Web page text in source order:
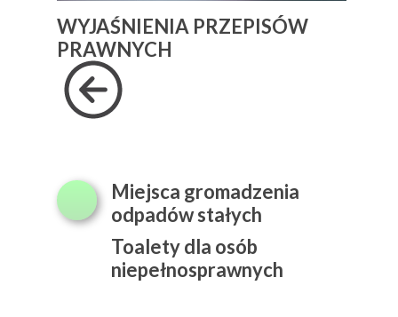
Miejsca gromadzenia
odpadów stałych
Toalety dla osób
niepełnosprawnych
WYJAŚNIENIA PRZEPISÓW
PRAWNYCH